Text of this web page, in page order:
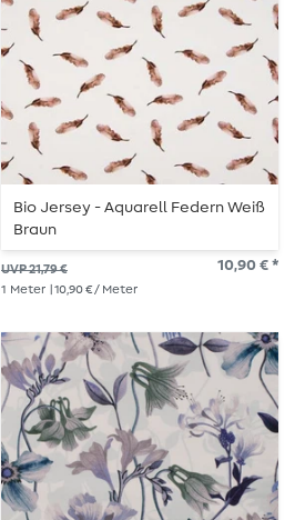
Bio Jersey - Aquarell Federn Weiß
Braun
UVP 21,79 € 10,90 € *
1 Meter | 10,90 € / Meter